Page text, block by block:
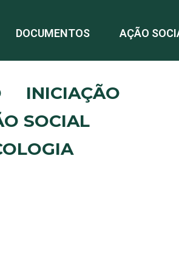
DOCUMENTOS AÇÃO
INICIAÇÃO
SOCIAL